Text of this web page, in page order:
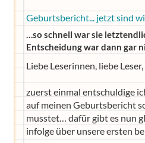
Geburtsbericht... jetzt sind
…so schnell war sie
Entscheidung war dann gar
Liebe Leserinnen, liebe Leser,
zuerst einmal entschuldige
auf meinen Geburtsbericht
musstet… dafür gibt es nun
infolge über unsere ersten